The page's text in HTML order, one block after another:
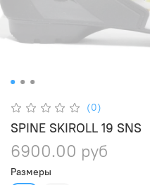
(0)
SPINE SKIROLL 19 SNS
6900.00 руб
Размеры